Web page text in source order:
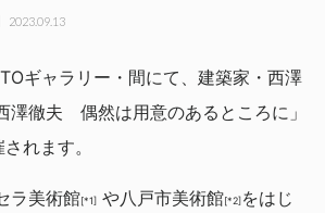
2023.09.13
ギャラリー・間にて、建築家・西澤
澤徹夫 偶然は用意のあるところに」
れます。
ラ美術館[*1] や八戸市美術館[*2]をはじ